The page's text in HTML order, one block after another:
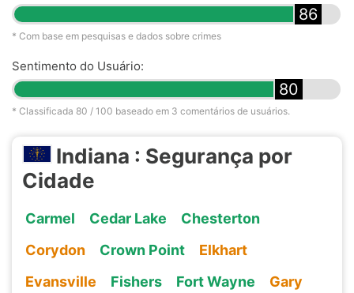
86
* Com base em pesquisas e dados sobre crimes
Sentimento do Usuário:
80
* Classificada 80 / 100 baseado em 3 comentários de usuários.
Indiana : Segurança por
Cidade
Carmel Cedar Lake
Chesterton
Corydon
Crown Point
Elkhart
Evansville
Fishers Fort Wayne
Gary